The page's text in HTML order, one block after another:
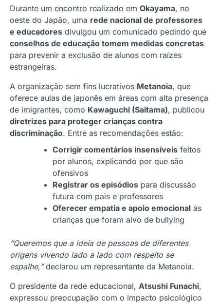
Durante um encontro realizado em Okayama, no
oeste do Japão, uma rede nacional de professores
e educadores divulgou um comunicado pedindo que
conselhos de educação tomem medidas concretas
para prevenir a exclusão de alunos com raízes
estrangeiras.
A organização sem fins lucrativos Metanoia, que
oferece aulas de japonês em áreas com alta presença
de imigrantes, como Kawaguchi (Saitama), publicou
diretrizes para proteger crianças contra
discriminação. Entre as recomendações estão:
Corrigir comentários insensíveis feitos
por alunos, explicando por que são
ofensivos
Registrar os episódios para discussão
futura com pais e professores
Oferecer empatia e apoio emocional às
crianças que foram alvo de bullying
“Queremos que a ideia de pessoas de diferentes
origens vivendo lado a lado com respeito se
espalhe,”declarou um representante da Metanoia.
O presidente da rede educacional, Atsushi Funachi,
expressou preocupação com o impacto psicológico